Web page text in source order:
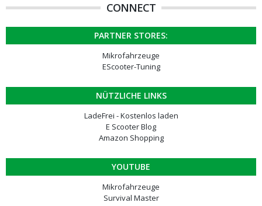
CONNECT
PARTNER STORES:
Mikrofahrzeuge
EScooter-Tuning
NÜTZLICHE LINKS
LadeFrei - Kostenlos laden
E Scooter Blog
Amazon Shopping
YOUTUBE
Mikrofahrzeuge
Survival Master